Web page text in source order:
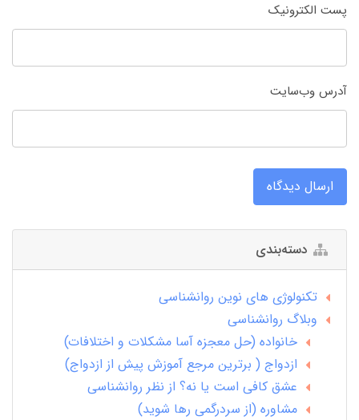
پست الکترونیک
آدرس وب‌سایت
ارسال دیدگاه
دسته‌بندی
تکنولوژی های نوین روانشناسی
وبلاگ روانشناسی
خانواده (حل معجزه آسا مشکلات و اختلافات)
ازدواج ( برترین مرجع آموزش پیش از ازدواج)
عشق کافی است یا نه؟ از نظر روانشناسی
مشاوره (از سردرگمی رها شوید)